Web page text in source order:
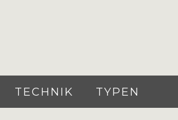
TECHNIK TYPEN